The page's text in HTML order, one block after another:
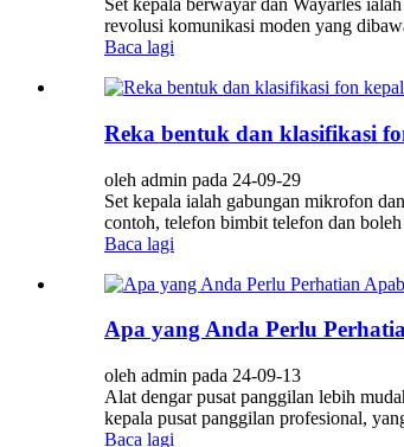
Set kepala berwayar dan Wayarles
revolusi komunikasi moden yang
Baca lagi
Reka bentuk dan klasifikasi
oleh admin pada 24-09-29
Set kepala ialah gabungan mikrofon
contoh, telefon bimbit telefon dan
Baca lagi
Apa yang Anda Perlu
oleh admin pada 24-09-13
Alat dengar pusat panggilan lebih
kepala pusat panggilan profesional,
Baca lagi